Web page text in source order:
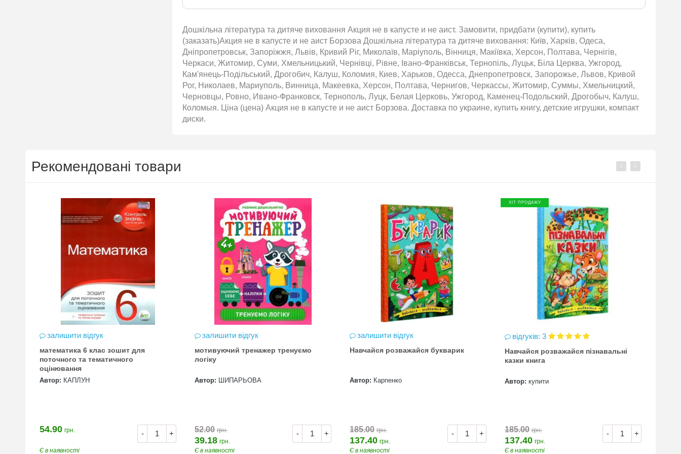
Дошкільна література та дитяче виховання Акция не в капусте и не аист. Замовити, придбати (купити), купить
(заказать)Акция не в капусте и не аист Борзова Дошкільна література та дитяче виховання: Київ, Харків, Одеса,
Дніпропетровськ, Запоріжжя, Львів, Кривий Ріг, Миколаїв, Маріуполь, Вінниця, Макіївка, Херсон, Полтава, Чернігів,
Черкаси, Житомир, Суми, Хмельницький, Чернівці, Рівне, Івано-Франківськ, Тернопіль, Луцьк, Біла Церква, Ужгород,
Кам'янець-Подільський, Дрогобич, Калуш, Коломия, Киев, Харьков, Одесса, Днепропетровск, Запорожье, Львов, Кривой
Рог, Николаев, Мариуполь, Винница, Макеевка, Херсон, Полтава, Чернигов, Черкассы, Житомир, Суммы, Хмельницкий,
Черновцы, Ровно, Ивано-Франковск, Тернополь, Луцк, Белая Церковь, Ужгород, Каменец-Подольский, Дрогобыч, Калуш,
Коломыя. Ціна (цена) Акция не в капусте и не аист Борзова. Доставка по украине, купить книгу, детские игрушки, компакт
диски.
Рекомендовані товари
залишити відгук
математика 6 клас зошит для
поточного та тематичного
оцінювання
Автор: КАПЛУН
- +
54.90 грн.
Є в наявності
залишити відгук
мотивуючий тренажер тренуємо
логіку
Автор: ШИПАРЬОВА
- +
52.00 грн.
39.18 грн.
Є в наявності
залишити відгук
Навчайся розважайся букварик
Автор: Карпенко
- +
185.00 грн.
137.40 грн.
Є в наявності
ХІТ ПРОДАЖУ
відгуків: 3
Навчайся розважайся пізнавальні
казки книга
Автор: купити
- +
185.00 грн.
137.40 грн.
Є в наявності